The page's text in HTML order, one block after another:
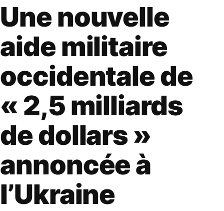
Une nouvelle
aide militaire
occidentale de
« 2,5 milliards
de dollars »
annoncée à
l’Ukraine